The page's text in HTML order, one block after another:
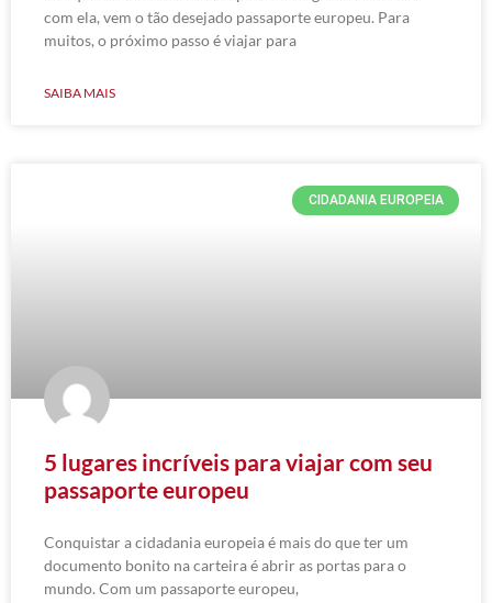
com ela, vem o tão desejado passaporte europeu. Para
muitos, o próximo passo é viajar para
SAIBA MAIS
CIDADANIA EUROPEIA
5 lugares incríveis para viajar com seu
passaporte europeu
Conquistar a cidadania europeia é mais do que ter um
documento bonito na carteira é abrir as portas para o
mundo. Com um passaporte europeu,